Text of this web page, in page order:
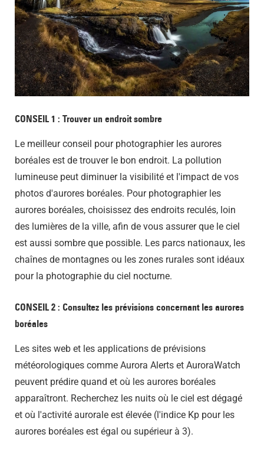
CONSEIL 1 : Trouver un endroit sombre
Le meilleur conseil pour photographier les aurores
boréales est de trouver le bon endroit. La pollution
lumineuse peut diminuer la visibilité et l'impact de vos
photos d'aurores boréales. Pour photographier les
aurores boréales, choisissez des endroits reculés, loin
des lumières de la ville, afin de vous assurer que le ciel
est aussi sombre que possible. Les parcs nationaux, les
chaînes de montagnes ou les zones rurales sont idéaux
pour la photographie du ciel nocturne.
CONSEIL 2 : Consultez les prévisions concernant les aurores
boréales
Les sites web et les applications de prévisions
météorologiques comme Aurora Alerts et AuroraWatch
peuvent prédire quand et où les aurores boréales
apparaîtront. Recherchez les nuits où le ciel est dégagé
et où l'activité aurorale est élevée (l'indice Kp pour les
aurores boréales est égal ou supérieur à 3).